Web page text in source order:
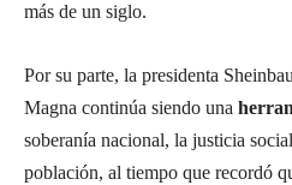
más de un siglo.
Por su parte, la presidenta
Magna continúa siendo una
soberanía nacional, la justicia
población, al tiempo que recordó